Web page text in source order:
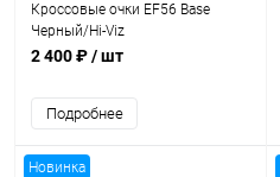
Кроссовые очки EF56 Base
Черный/Hi-Viz
2 400 ₽/ шт
Подробнее
Новинка